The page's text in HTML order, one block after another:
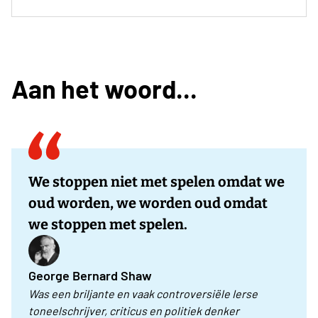
Aan het woord...
We stoppen niet met spelen omdat we
oud worden, we worden oud omdat
we stoppen met spelen.
George Bernard Shaw
Was een briljante en vaak controversiële Ierse
toneelschrijver, criticus en politiek denker